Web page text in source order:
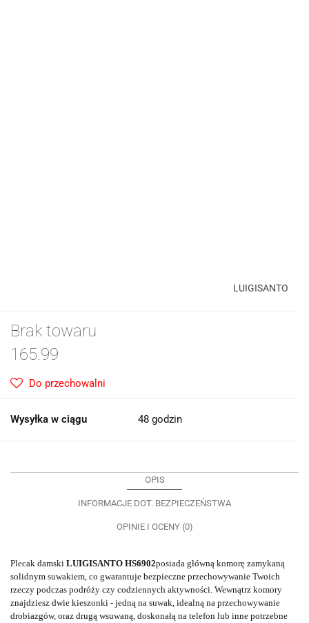
LUIGISANTO
Brak towaru
165.99
Do przechowalni
Wysyłka w ciągu 48 godzin
OPIS
INFORMACJE DOT. BEZPIECZEŃSTWA
OPINIE I OCENY (0)
Plecak damski LUIGISANTO HS6902posiada główną komorę zamykaną
solidnym suwakiem, co gwarantuje bezpieczne przechowywanie Twoich
rzeczy podczas podróży czy codziennych aktywności. Wewnątrz komory
znajdziesz dwie kieszonki - jedną na suwak, idealną na przechowywanie
drobiazgów, oraz drugą wsuwaną, doskonałą na telefon lub inne potrzebne